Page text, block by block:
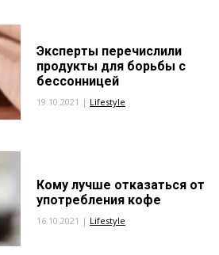
Эксперты перечислили
продукты для борьбы с
бессонницей
19.10.2021 | Lifestyle
Кому лучше отказаться от
употребления кофе
16.10.2021 | Lifestyle